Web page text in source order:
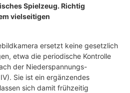
Spielzeug. Richtig
vielseitigen
ersetzt keine gesetzlich
etwa die periodische Kontrolle
der Niederspannungs-
Sie ist ein ergänzendes
sich damit frühzeitig